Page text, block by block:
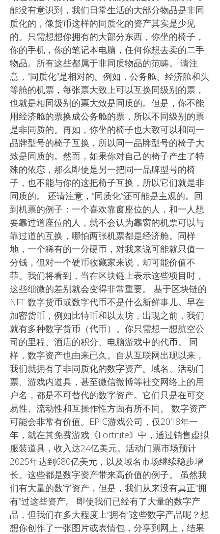
能没有意识到，我们日常生活的大部分物品是非同
质化的，像货币这样的同质化的资产其实是少见
的。只需想想你拥有的大部分东西，你坐的椅子，
你的手机，你的笔记本电脑，任何你想去卖的二手
物品。所有这些都属于非同质物品的范畴。 请注
意，“同质化”是相对的。例如，公务舱、经济舱和头
等舱的机票，每张票大致上可以互换同级别的票，
也就是相同级别的票大致是同质的。但是，你不能
用经济舱的票换成公务舱的票，所以不同级别的票
是非同质的。再如，你坐的椅子也大致可以和同一
品牌型号的椅子互换，所以同一品牌型号的椅子大
致是同质的。然而，如果你对自己的椅子产生了特
殊的依恋，那么即使是另一把同一品牌型号的椅
子，也不能与你的这把椅子互换，所以它们就是非
同质的。 还请注意，”同质化“还可能是主观的。回
到机票的例子：一个喜欢靠窗座位的人，和一人想
要靠过道座位的人，就不会认为靠窗的机票可以与
靠过道的互换，哪怕两张机票都是经济舱。同样
地，一个稀有的一分硬币，对我来说可能就只值一
分钱，但对一个硬币收藏家来说，却可能价值不
菲。我们将看到，当在区块链上表示这些项目时，
这些细微的差别就会变得非常重要。 基于区块链的
NFT 数字货币或数字代币不是什么新鲜事儿。早在
加密货币，例如比特币和以太坊，出现之前，我们
就有多种数字货币（代币）。你只需想一想航空公
司的里程、酒店的积分、电脑游戏中的代币。 同
样，数字资产也由来已久。自从互联网出现以来，
我们就拥有了非同质化的数字资产。域名、活动门
票、游戏内道具，甚至微信微博等社交网络上的用
户名，都是不可替代的数字资产。它们只是在可交
易性、流动性和互操作性方面有所不同。 数字资产
可能会非常有价值。EPIC游戏公司，仅2018年一
年，就在其免费游戏《Fortnite》中，通过销售虚拟
服装道具，收入达24亿美元。活动门票市场预计
2025年达到680亿美元，以及域名市场继续稳步增
长。这些都是数字资产带来高价值的例子。 虽然我
们有大量的数字资产，但是，我们从来没有真正“拥
有”过这些资产。 即使我们已经有了大量的数字产
品，但我们在多大程度上“拥有”这些数字产品呢？想
想你创作了一张图片或表情包，分享到网上，结果